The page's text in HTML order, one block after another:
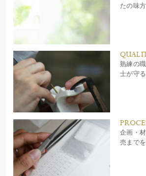
たの味方
熟練の
士が守
企画・
売まで